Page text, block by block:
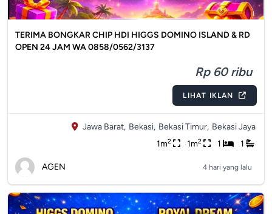
TERIMA BONGKAR CHIP HDI HIGGS DOMINO ISLAND & RD
OPEN 24 JAM WA 0858/0562/3137
Rp 60 ribu
LIHAT IKLAN
Jawa Barat, Bekasi, Bekasi Timur, Bekasi Jaya
1m2 1m2 1 1
AGEN 4 hari yang lalu